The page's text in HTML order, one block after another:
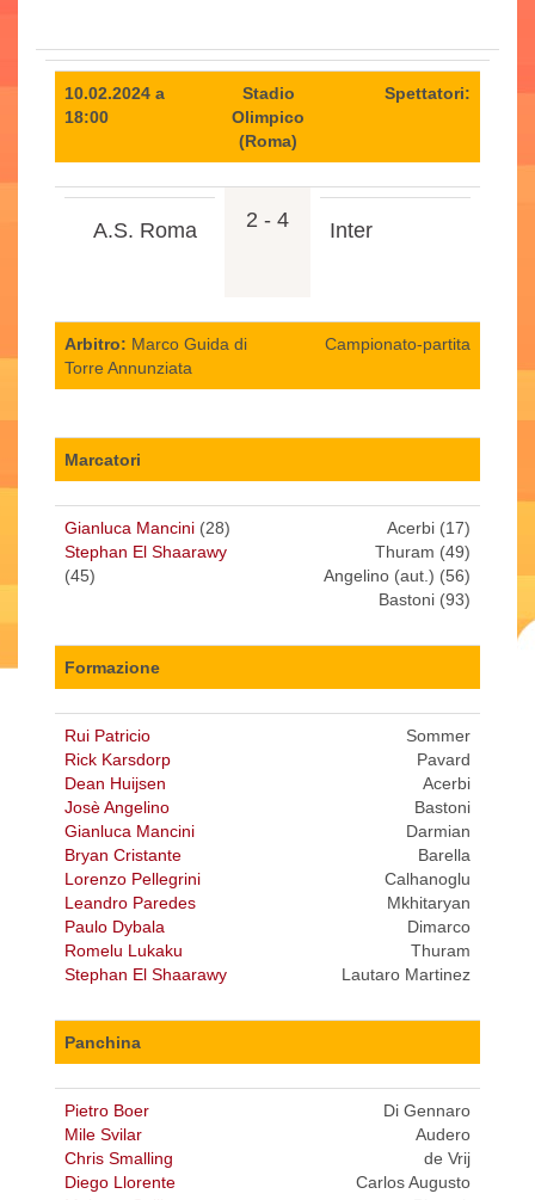
10.02.2024 a
18:00
Stadio
Olimpico
(Roma)
Spettatori:
A.S. Roma 2 - 4 Inter
Arbitro: Marco Guida di
Torre Annunziata
Campionato-partita
Marcatori
Gianluca Mancini (28)
Stephan El Shaarawy
(45)
Acerbi (17)
Thuram (49)
Angelino (aut.) (56)
Bastoni (93)
Formazione
Rui Patricio
Rick Karsdorp
Dean Huijsen
Josè Angelino
Gianluca Mancini
Bryan Cristante
Lorenzo Pellegrini
Leandro Paredes
Paulo Dybala
Romelu Lukaku
Stephan El Shaarawy
Sommer
Pavard
Acerbi
Bastoni
Darmian
Barella
Calhanoglu
Mkhitaryan
Dimarco
Thuram
Lautaro Martinez
Panchina
Pietro Boer
Mile Svilar
Chris Smalling
Diego Llorente
Di Gennaro
Audero
de Vrij
Carlos Augusto